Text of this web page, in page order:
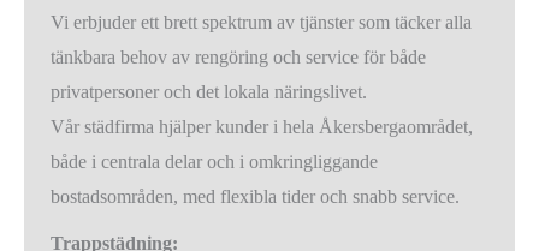
Vi erbjuder ett brett spektrum av tjänster som täcker alla
tänkbara behov av rengöring och service för både
privatpersoner och det lokala näringslivet.
Vår städfirma hjälper kunder i hela Åkersbergaområdet,
både i centrala delar och i omkringliggande
bostadsområden, med flexibla tider och snabb service.
Trappstädning: